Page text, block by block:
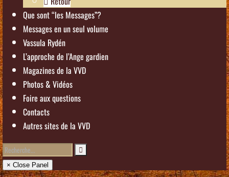
Que sont “les Messages”?
Messages en un seul volume
Vassula Rydén
L’approche de l’Ange gardien
Magazines de la VVD
Photos & Vidéos
Foire aux questions
Contacts
Autres sites de la VVD
× Close Panel